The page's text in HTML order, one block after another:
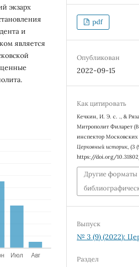
экзарх
и
является
pdf
Опубликован
2022-09-15
Как цитировать
Кечкин, И. Э. с. ., &
Митрополит Филарет
инспектор Московских
Церковный историк , (3
https://doi.org/
Другие форматы
Выпуск
№ 3 (9) (2022):
Раздел